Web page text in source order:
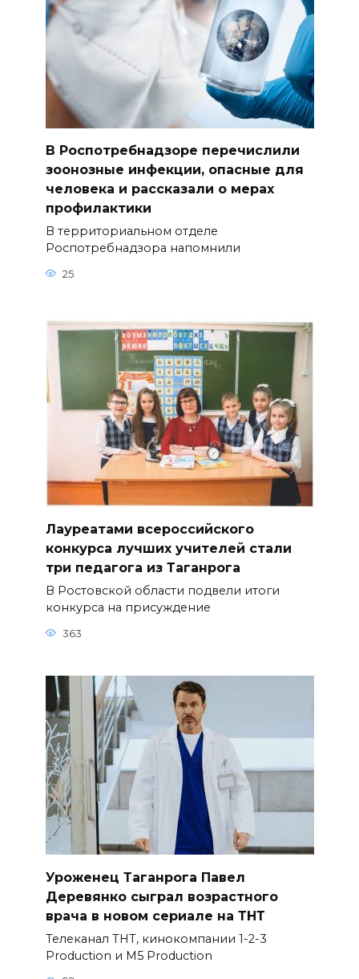
В Роспотребнадзоре перечислили
зоонозные инфекции, опасные для
человека и рассказали о мерах
профилактики
В территориальном отделе
Роспотребнадзора напомнили
25
Лауреатами всероссийского
конкурса лучших учителей стали
три педагога из Таганрога
В Ростовской области подвели итоги
конкурса на присуждение
363
Уроженец Таганрога Павел
Деревянко сыграл возрастного
врача в новом сериале на ТНТ
Телеканал ТНТ, кинокомпании 1-2-3
Production и M5 Production